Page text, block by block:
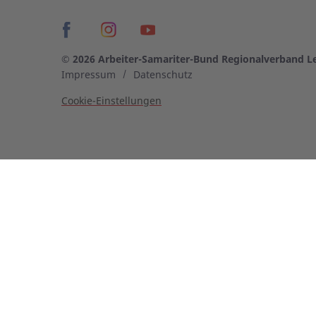
© 2026 Arbeiter-Samariter-Bund Regionalverband
Impressum
Datenschutz
Cookie-Einstellungen